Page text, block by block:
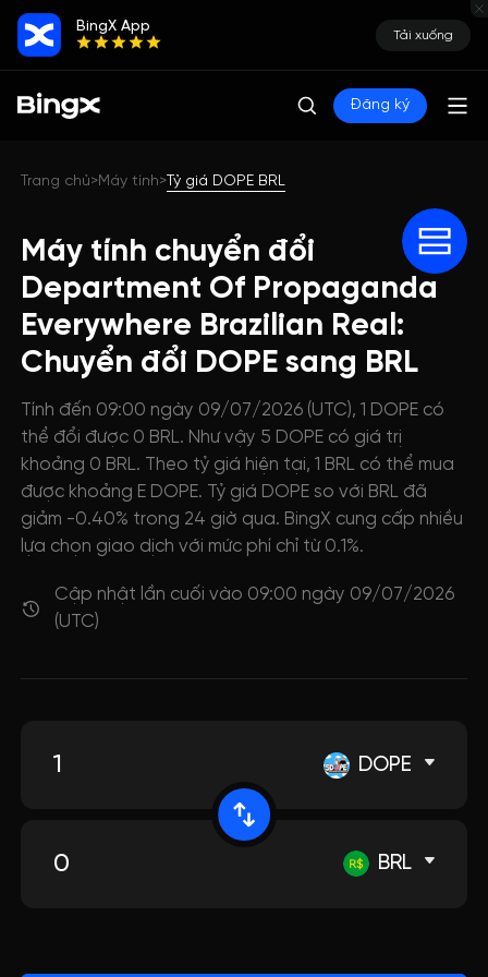
BingX App
Tải xuống
Đăng ký
Trang chủ>Máy tính>Tỷ giá DOPE BRL
Máy tính chuyển đổi
Department Of Propaganda
Everywhere Brazilian Real:
Chuyển đổi DOPE sang BRL
Tính đến 09:00 ngày 09/07/2026 (UTC), 1 DOPE có
thể đổi được 0 BRL. Như vậy 5 DOPE có giá trị
khoảng 0 BRL. Theo tỷ giá hiện tại, 1 BRL có thể mua
được khoảng E DOPE. Tỷ giá DOPE so với BRL đã
giảm -0.40% trong 24 giờ qua. BingX cung cấp nhiều
lựa chọn giao dịch với mức phí chỉ từ 0.1%.
Cập nhật lần cuối vào 09:00 ngày 09/07/2026
(UTC)
DOPE
BRL